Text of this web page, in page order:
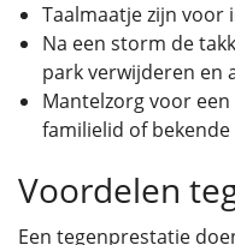
Taalmaatje zijn
Na een storm de
park verwijderen en
Mantelzorg voor
familielid of bekende
Voordelen
Een tegenprestatie